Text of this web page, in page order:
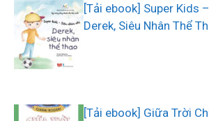
[Tải ebook] Super Kids
Derek, Siêu Nhân Thể
[Tải ebook] Giữa Trời